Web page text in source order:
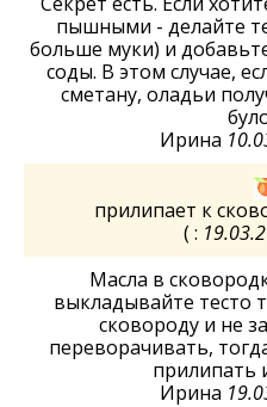
пышными - делайте
больше муки) и
соды. В этом случае,
сметану, оладьи
Ирина
прилипает к
( :
Масла в
выкладывайте тесто
сковороду и не
переворачивать,
прилипать
Ирина